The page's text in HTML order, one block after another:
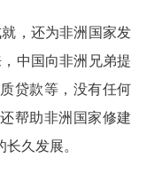
，还为非洲国家发
中国向非洲兄弟提
贷款等，没有任何
帮助非洲国家修建
久发展。